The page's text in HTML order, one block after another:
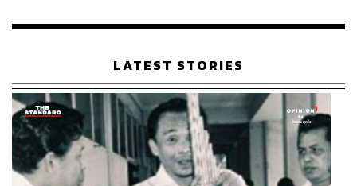
เรือนไทยที่ถูกซุกไว้
LATEST STORIES